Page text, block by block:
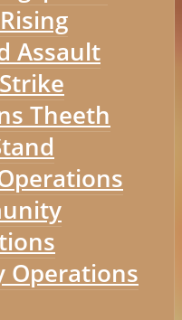
Assault
Theeth
Operations